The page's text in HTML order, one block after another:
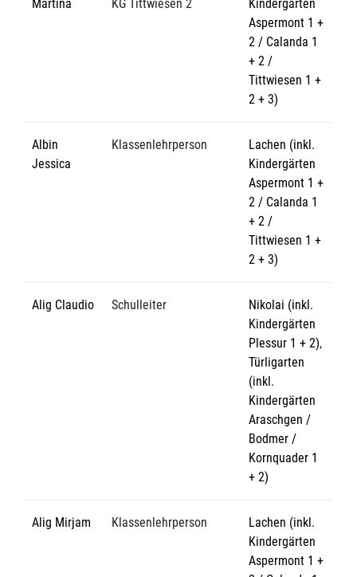
Martina
KG Tittwiesen 2
Kindergärten
Aspermont 1 +
2 / Calanda 1
+ 2 /
Tittwiesen 1 +
2 + 3)
Albin
Jessica
Klassenlehrperson
Lachen (inkl.
Kindergärten
Aspermont 1 +
2 / Calanda 1
+ 2 /
Tittwiesen 1 +
2 + 3)
Alig Claudio Schulleiter
Nikolai (inkl.
Kindergärten
Plessur 1 + 2),
Türligarten
(inkl.
Kindergärten
Araschgen /
Bodmer /
Kornquader 1
+ 2)
Alig Mirjam Klassenlehrperson
Lachen (inkl.
Kindergärten
Aspermont 1 +